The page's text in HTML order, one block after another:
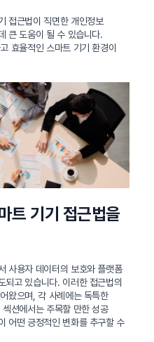
접근법이 직면한 개인정보
큰 도움이 될 수 있습니다.
효율적인 스마트 기기 환경이
트 기기 접근법을
사용자 데이터의 보호와 플랫폼
되고 있습니다. 이러한 접근법의
왔으며, 각 사례에는 독특한
션에서는 주목할 만한 성공
어떤 긍정적인 변화를 추구할 수